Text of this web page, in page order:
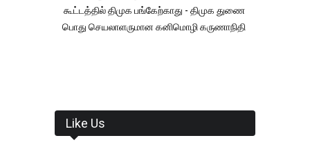
கூட்டத்தில் திமுக பங்கேற்காது - திமுக துணை
பொது செயலாளருமான கனிமொழி கருணாநிதி
Like Us